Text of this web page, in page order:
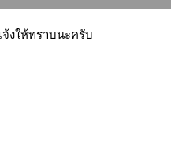
งให้ทราบนะครับ